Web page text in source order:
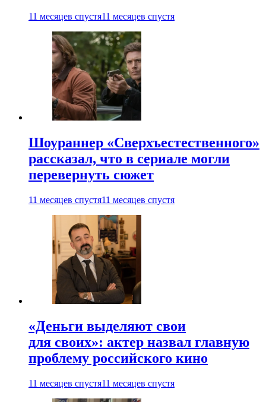
11 месяцев спустя11 месяцев спустя
Шоураннер «Сверхъестественного»
рассказал, что в сериале могли
перевернуть сюжет
11 месяцев спустя11 месяцев спустя
«Деньги выделяют свои
для своих»: актер назвал главную
проблему российского кино
11 месяцев спустя11 месяцев спустя